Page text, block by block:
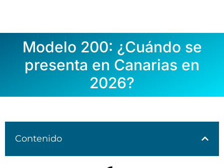
Modelo 200: ¿Cuándo se
presenta en Canarias en
2026?
Contenido